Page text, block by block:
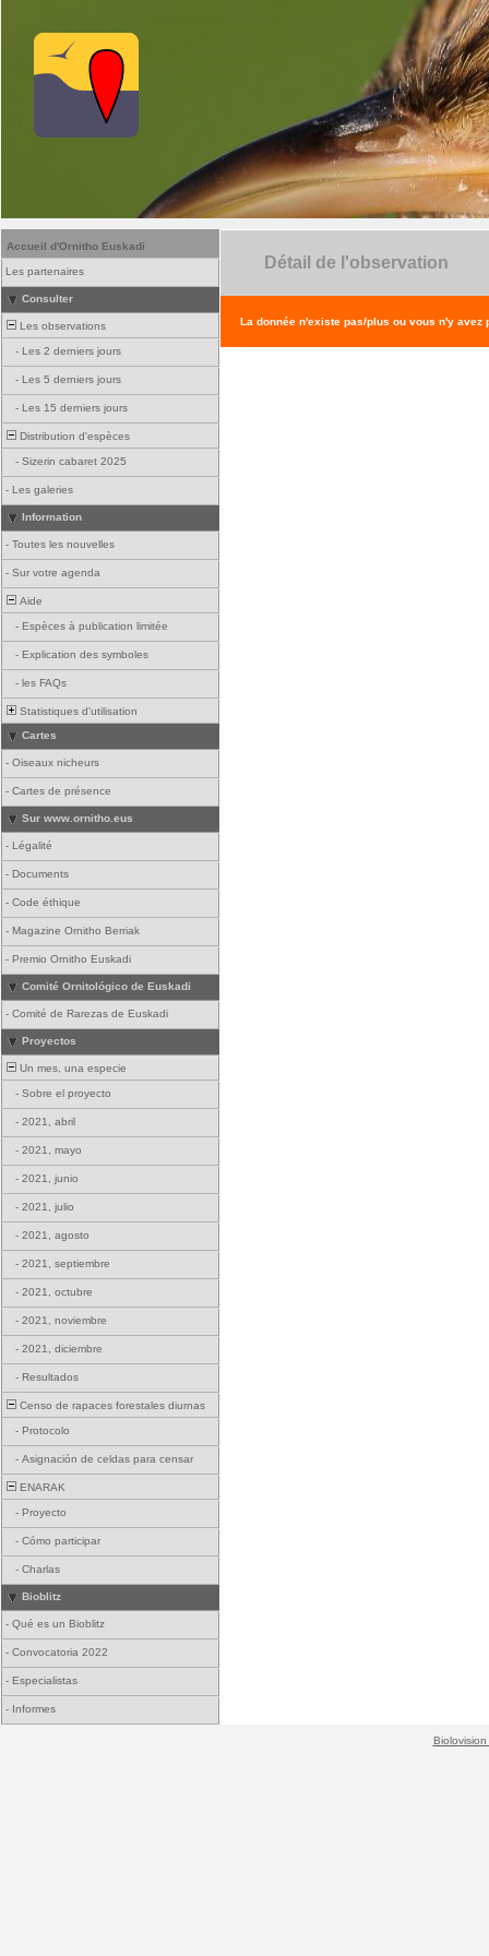
Accueil d'Ornitho Euskadi
Les partenaires
Consulter
Les observations
- Les 2 derniers jours
- Les 5 derniers jours
- Les 15 derniers jours
Distribution d'espèces
- Sizerin cabaret 2025
- Les galeries
Information
- Toutes les nouvelles
- Sur votre agenda
Aide
- Espèces à publication limitée
- Explication des symboles
- les FAQs
Statistiques d'utilisation
Cartes
- Oiseaux nicheurs
- Cartes de présence
Sur www.ornitho.eus
- Légalité
- Documents
- Code éthique
- Magazine Ornitho Berriak
- Premio Ornitho Euskadi
Comité Ornitológico de Euskadi
- Comité de Rarezas de Euskadi
Proyectos
Un mes, una especie
- Sobre el proyecto
- 2021, abril
- 2021, mayo
- 2021, junio
- 2021, julio
- 2021, agosto
- 2021, septiembre
- 2021, octubre
- 2021, noviembre
- 2021, diciembre
- Resultados
Censo de rapaces forestales diurnas
- Protocolo
- Asignación de celdas para censar
ENARAK
- Proyecto
- Cómo participar
- Charlas
Bioblitz
- Qué es un Bioblitz
- Convocatoria 2022
- Especialistas
- Informes
Détail de l'observation
La donnée n'existe pas/plus ou vous n'y avez
Biolovision